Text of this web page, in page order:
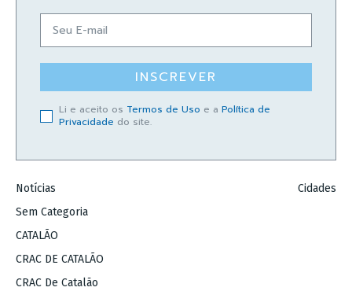
INSCREVER
Li e aceito os Termos de Uso e a Política de
Privacidade do site.
Notícias
Sem Categoria
CATALÃO
CRAC DE CATALÃO
CRAC De Catalão
Cidades